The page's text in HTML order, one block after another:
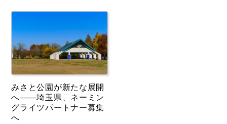
みさと公園が新たな展開
へ――埼玉県、ネーミン
グライツパートナー募集
へ